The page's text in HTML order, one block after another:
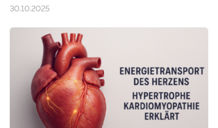
behandelt werden kann. In ihrer aktuellen Studie,
Oncology, zeigen die Forschenden, dass Mini-Tumore
aus Gewebe von Patientinnen und Patienten –
sogenannte Organoide – genutzt werden können, um
vorab zu prüfen, welche Medikamente am besten
wirken. Dabei wurde ein Eiweiß identifiziert, das künftig
als Biomarker für die Wahl der passenden Therapie
dienen könnte. Darmkrebs zählt weltweit zu den
häufigsten Krebsarten und stellt…
30.10.2025